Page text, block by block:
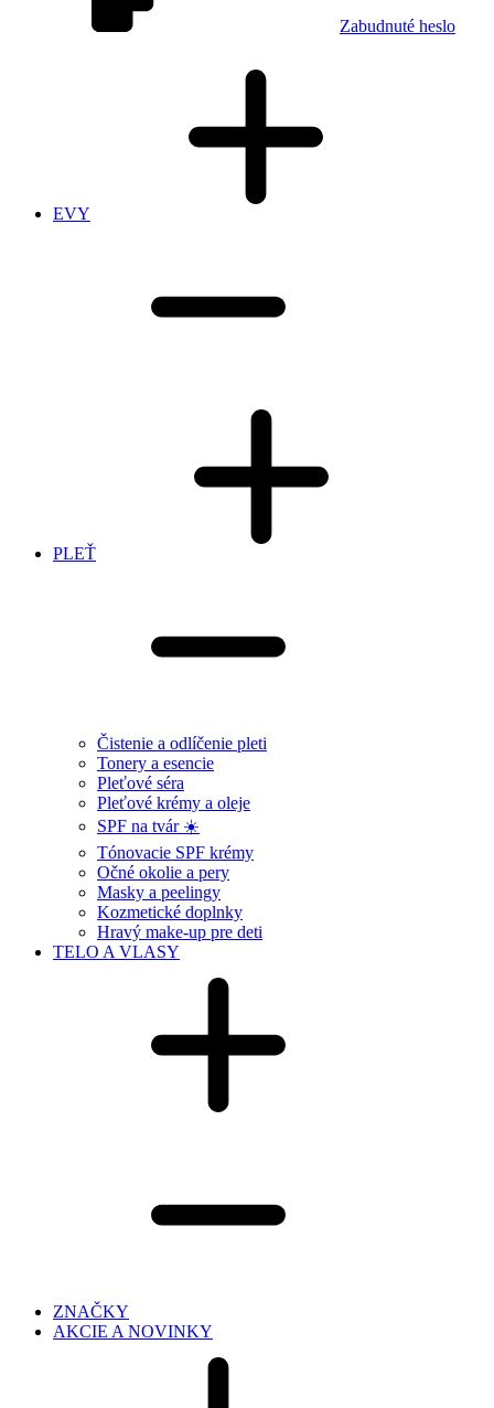
Zabudnuté heslo
EVY
PLEŤ
Čistenie a odlíčenie pleti
Tonery a esencie
Pleťové séra
Pleťové krémy a oleje
SPF na tvár ☀️
Tónovacie SPF krémy
Očné okolie a pery
Masky a peelingy
Kozmetické doplnky
Hravý make-up pre deti
TELO A VLASY
ZNAČKY
AKCIE A NOVINKY